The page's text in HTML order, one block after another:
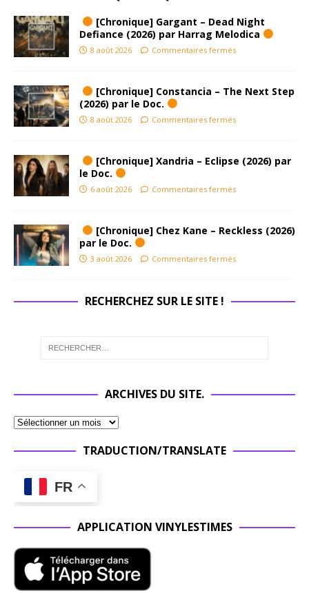
[Chronique] Gargant – Dead Night
Defiance (2026) par Harrag Melodica
8 août 2026 Commentaires fermés
[Chronique] Constancia – The Next Step
(2026) par le Doc.
8 août 2026 Commentaires fermés
[Chronique] Xandria – Eclipse (2026) par
le Doc.
6 août 2026 Commentaires fermés
[Chronique] Chez Kane – Reckless (2026)
par le Doc.
3 août 2026 Commentaires fermés
RECHERCHEZ SUR LE SITE !
ARCHIVES DU SITE.
TRADUCTION/TRANSLATE
FR
APPLICATION VINYLESTIMES